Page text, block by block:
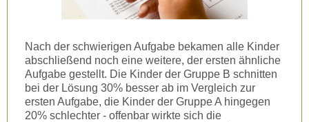
Nach der schwierigen Aufgabe bekamen alle Kinder
abschließend noch eine weitere, der ersten ähnliche
Aufgabe gestellt. Die Kinder der Gruppe B schnitten
bei der Lösung 30% besser ab im Vergleich zur
ersten Aufgabe, die Kinder der Gruppe A hingegen
20% schlechter - offenbar wirkte sich die